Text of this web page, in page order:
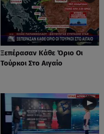
Ξεπέρασαν Κάθε Όριο Οι
Τούρκοι Στο Αιγαίο